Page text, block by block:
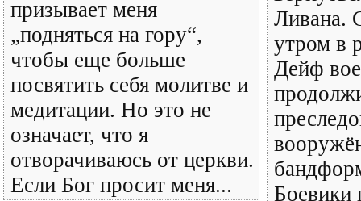
призывает меня
„подняться на гору“,
чтобы еще больше
посвятить себя молитве и
медитации. Но это не
означает, что я
отворачиваюсь от церкви.
Если Бог просит меня...
Ливана.
утром в
Дейф
Боевики